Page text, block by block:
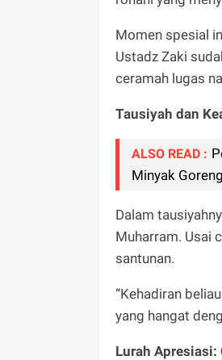
Momen spesial
Ustadz Zaki
ceramah lugas
Tausiyah dan
ALSO READ :
Minyak
Dalam
Muharram. Usai
santunan.
“Kehadiran
yang hangat
Lurah Apresiasi: